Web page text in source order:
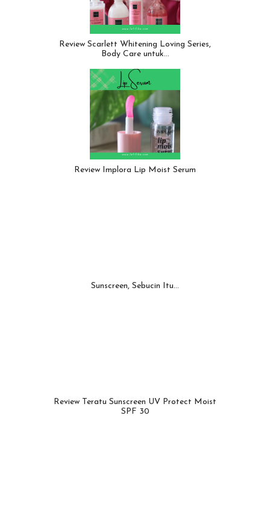
Review Scarlett Whitening Loving Series,
Body Care untuk…
Review Implora Lip Moist Serum
Sunscreen, Sebucin Itu...
Review Teratu Sunscreen UV Protect Moist
SPF 30